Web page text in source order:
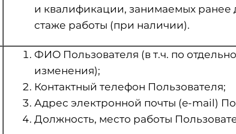
и квалификации, занимаемых ранее
стаже работы (при наличии).
ФИО Пользователя (в т.ч. по
изменения);
Контактный телефон Пользователя;
Адрес электронной почты (e-mail)
Должность, место работы